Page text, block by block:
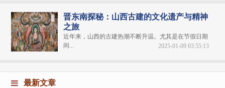
晋东南探秘：山西古建的文化遗产与精神
之旅
近年来，山西的古建热潮不断升温。尤其是在节假日期
间...
2025-01-09 03:55:13
最新文章